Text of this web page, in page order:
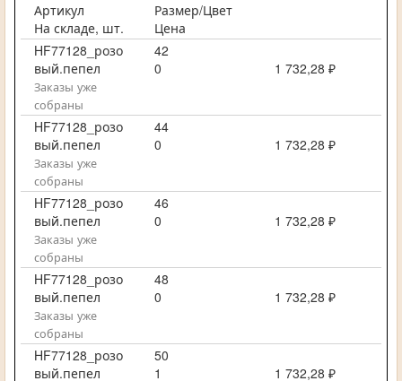
Артикул
Размер/Цвет
На складе, шт.
Цена
HF77128_розо
вый.пепел
42
0
1 732,28 ₽
Заказы уже
собраны
HF77128_розо
вый.пепел
44
0
1 732,28 ₽
Заказы уже
собраны
HF77128_розо
вый.пепел
46
0
1 732,28 ₽
Заказы уже
собраны
HF77128_розо
вый.пепел
48
0
1 732,28 ₽
Заказы уже
собраны
HF77128_розо
вый.пепел
50
1
1 732,28 ₽